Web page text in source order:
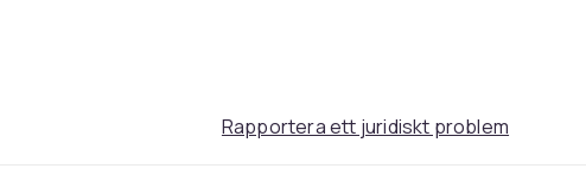
Rapportera ett juridiskt problem